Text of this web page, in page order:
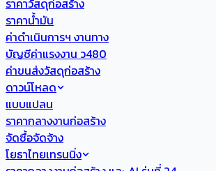
ราคาวัสดุก่อสร้าง
ราคาน้ำมัน
ค่าดำเนินการฯ งานทาง
บัญชีค่าแรงงาน ว480
ค่าขนส่งวัสดุก่อสร้าง
ดาวน์โหลด
แบบแปลน
ราคากลางงานก่อสร้าง
จัดซื้อจัดจ้าง
โยธาไทยเทรนนิ่ง